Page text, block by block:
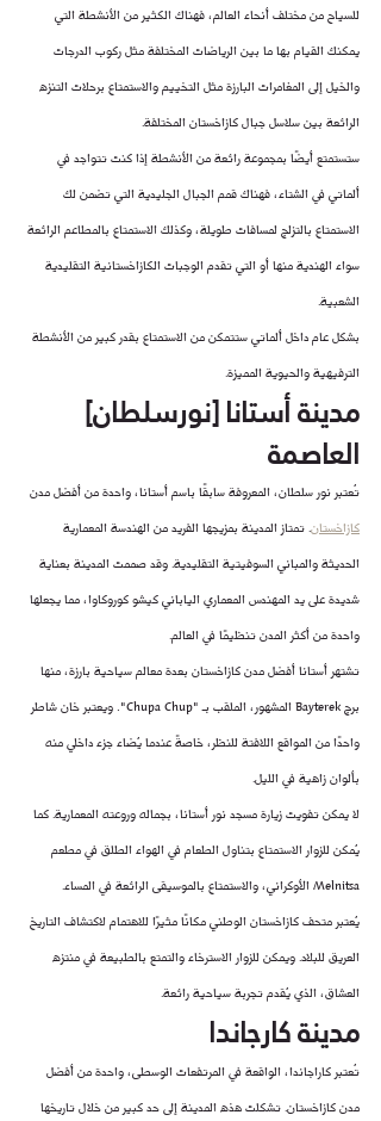
للسياح من مختلف أنحاء العالم، فهناك الكثير من الأنشطة التي
يمكنك القيام بها ما بين الرياضات المختلفة مثل ركوب الدرجات
والخيل إلى المغامرات البارزة مثل التخييم والاستمتاع برحلات التنزه
الرائعة بين سلاسل جبال كازاخستان المختلفة.
ستستمتع أيضًا بمجموعة رائعة من الأنشطة إذا كنت تتواجد في
ألماتي في الشتاء، فهناك قمم الجبال الجليدية التي تضمن لك
الاستمتاع بالتزلج لمسافات طويلة، وكذلك الاستمتاع بالمطاعم الرائعة
سواء الهندية منها أو التي تقدم الوجبات الكازاخستانية التقليدية
الشعبية.
بشكل عام داخل ألماتي ستتمكن من الاستمتاع بقدر كبير من الأنشطة
الترفيهية والحيوية المميزة.
مدينة أستانا [نورسلطان]
العاصمة
تُعتبر نور سلطان، المعروفة سابقًا باسم أستانا، واحدة من أفضل مدن
كازاخستان. تمتاز المدينة بمزيجها الفريد من الهندسة المعمارية
الحديثة والمباني السوفيتية التقليدية. وقد صممت المدينة بعناية
شديدة على يد المهندس المعماري الياباني كيشو كوروكاوا، مما يجعلها
واحدة من أكثر المدن تنظيمًا في العالم.
تشتهر أستانا أفضل مدن كازاخستان بعدة معالم سياحية بارزة، منها
برج Bayterek المشهور، الملقب بـ "Chupa Chup". ويعتبر خان شاطر
واحدًا من المواقع اللافتة للنظر، خاصةً عندما يُضاء جزء داخلي منه
بألوان زاهية في الليل.
لا يمكن تفويت زيارة مسجد نور أستانا، بجماله وروعته المعمارية. كما
يُمكن للزوار الاستمتاع بتناول الطعام في الهواء الطلق في مطعم
Melnitsa الأوكراني، والاستمتاع بالموسيقى الرائعة في المساء.
يُعتبر متحف كازاخستان الوطني مكانًا مثيرًا للاهتمام لاكتشاف التاريخ
العريق للبلاد. ويمكن للزوار الاسترخاء والتمتع بالطبيعة في منتزه
العشاق، الذي يُقدم تجربة سياحية رائعة.
مدينة كارجاندا
تُعتبر كاراجاندا، الواقعة في المرتفعات الوسطى، واحدة من أفضل
مدن كازاخستان. تشكلت هذه المدينة إلى حد كبير من خلال تاريخها